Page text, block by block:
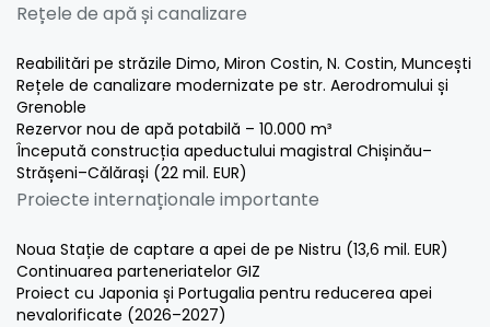
Rețele de apă și canalizare
Reabilitări pe străzile Dimo, Miron Costin, N. Costin, Muncești
Rețele de canalizare modernizate pe str. Aerodromului și
Grenoble
Rezervor nou de apă potabilă – 10.000 m³
Începută construcția apeductului magistral Chișinău–
Strășeni–Călărași (22 mil. EUR)
Proiecte internaționale importante
Noua Stație de captare a apei de pe Nistru (13,6 mil. EUR)
Continuarea parteneriatelor GIZ
Proiect cu Japonia și Portugalia pentru reducerea apei
nevalorificate (2026–2027)